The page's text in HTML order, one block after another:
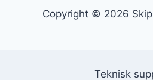
Copyright © 2026
Teknisk